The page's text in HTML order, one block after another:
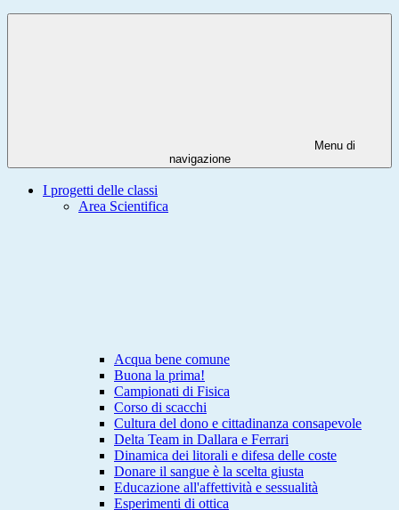
Menu di
navigazione
I progetti delle classi
Area Scientifica
Acqua bene comune
Buona la prima!
Campionati di Fisica
Corso di scacchi
Cultura del dono e cittadinanza consapevole
Delta Team in Dallara e Ferrari
Dinamica dei litorali e difesa delle coste
Donare il sangue è la scelta giusta
Educazione all'affettività e sessualità
Esperimenti di ottica